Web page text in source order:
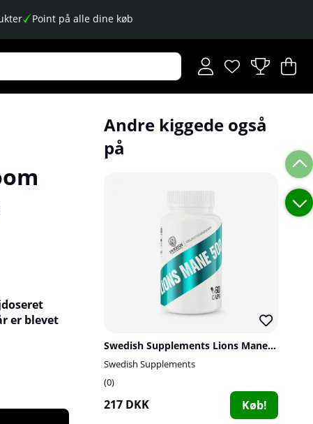
Point på alle dine køb
Ønskeliste
Antal på
.
.
er blevet
Andre kiggede også
på
Swedish Supplements Lions Mane 500, 60 caps
Swedish Supplements
0
217 DKK Køb!